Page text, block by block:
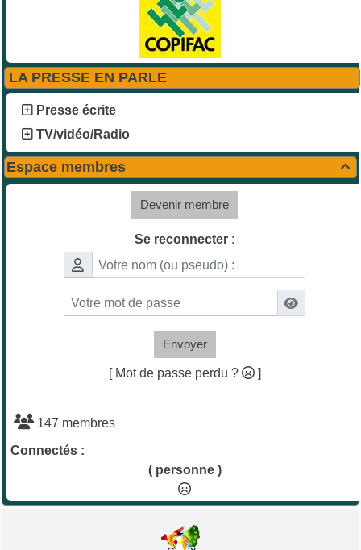
LA PRESSE EN PARLE
Presse écrite
TV/vidéo/Radio

Espace membres
Devenir membre
Se reconnecter :
Envoyer
[ Mot de passe perdu ? ]
147 membres
Connectés :
( personne )